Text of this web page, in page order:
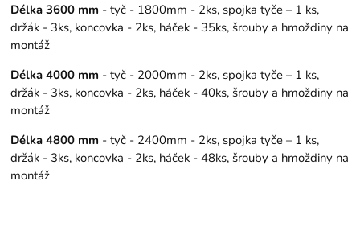
Délka 3600 mm - tyč - 1800mm - 2ks, spojka tyče – 1 ks,
držák - 3ks, koncovka - 2ks, háček - 35ks, šrouby a hmoždiny na
montáž
Délka 4000 mm - tyč - 2000mm - 2ks, spojka tyče – 1 ks,
držák - 3ks, koncovka - 2ks, háček - 40ks, šrouby a hmoždiny na
montáž
Délka 4800 mm - tyč - 2400mm - 2ks, spojka tyče – 1 ks,
držák - 3ks, koncovka - 2ks, háček - 48ks, šrouby a hmoždiny na
montáž